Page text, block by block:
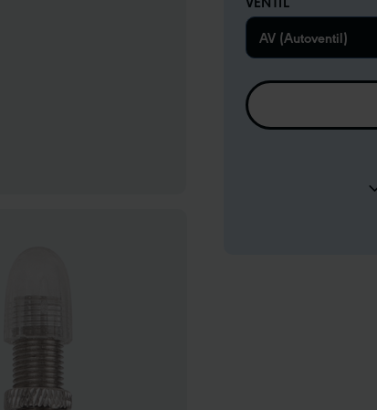
AV (Autoventil)